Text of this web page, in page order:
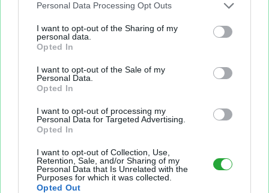
Personal Data Processing Opt Outs
I want to opt-out of the Sharing of my
personal data.
Opted In
I want to opt-out of the Sale of my
Personal Data.
Opted In
I want to opt-out of processing my
Personal Data for Targeted Advertising.
Opted In
I want to opt-out of Collection, Use,
Retention, Sale, and/or Sharing of my
Personal Data that Is Unrelated with the
Purposes for which it was collected.
Opted Out